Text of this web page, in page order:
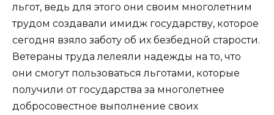
льгот, ведь для этого они своим многолетним
трудом создавали имидж государству, которое
сегодня взяло заботу об их безбедной старости.
Ветераны труда лелеяли надежды на то, что
они смогут пользоваться льготами, которые
получили от государства за многолетнее
добросовестное выполнение своих